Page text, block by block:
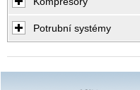
Potrubní systémy